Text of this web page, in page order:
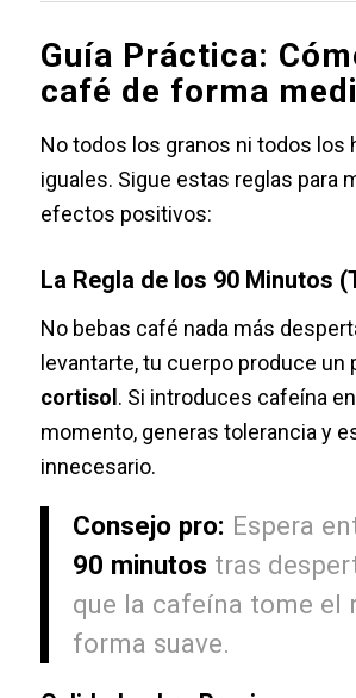
Guía Práctica:
café de forma
No todos los granos ni todos los
iguales. Sigue estas reglas para
efectos positivos:
La Regla de los 90 Minutos
No bebas café nada más
levantarte, tu cuerpo produce un
cortisol . Si introduces cafeína
momento, generas tolerancia y
innecesario.
Consejo pro: Espera
90 minutos tras
que la cafeína tome el
forma suave.